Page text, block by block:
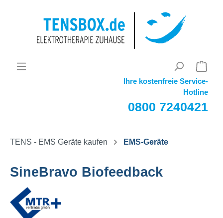
Ihre kostenfreie Service-
Hotline
0800 7240421
TENS - EMS Geräte kaufen EMS-Geräte
SineBravo Biofeedback